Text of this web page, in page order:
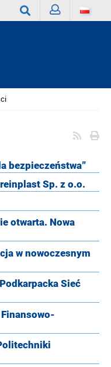
bezpieczeństwa”
Sp. z o.o.
otwarta. Nowa
w nowoczesnym
Sieć